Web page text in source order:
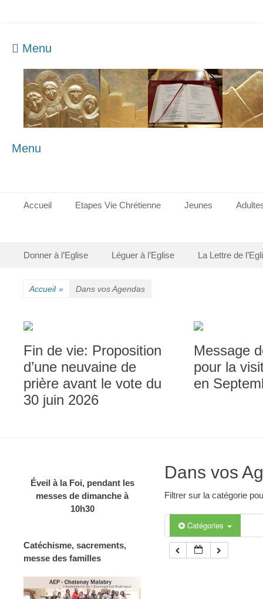
Menu
Menu
Menu principal
Accueil Etapes Vie Chrétienne Jeunes
Menu secondaire
Donner à l’Eglise Léguer à l’Eglise La Lettre de
Accueil » Dans vos Agendas
Fin de vie: Proposition
d’une neuvaine de
prière avant le vote du
30 juin 2026
Message
pour la
en
Dans vos
Filtrer sur la catégorie
Catégories
Éveil à la Foi, pendant les
messes de dimanche à
10h30
Catéchisme, sacrements,
messe des familles